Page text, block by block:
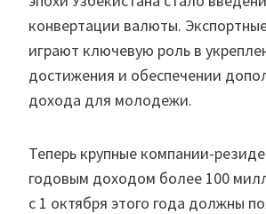
конвертации валюты.
играют ключевую роль в
достижения и обеспечении
дохода для молодежи.
Теперь крупные компании-
годовым доходом более 100
с 1 октября этого года должны